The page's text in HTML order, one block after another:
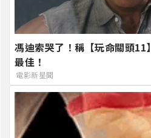
馮迪索哭了！稱【玩命關頭11
最佳！
電影新星聞